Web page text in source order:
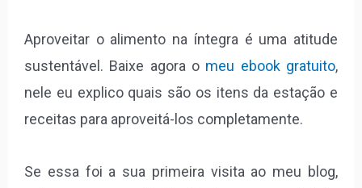
Aproveitar o alimento na íntegra é uma atitude
sustentável. Baixe agora o meu ebook gratuito,
nele eu explico quais são os itens da estação e
receitas para aproveitá-los completamente.
Se essa foi a sua primeira visita ao meu blog,